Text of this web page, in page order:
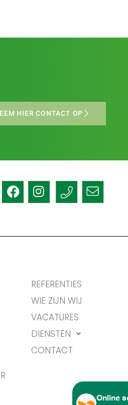
HIER CONTACT OP
REFERENTIES
WIE ZIJN WIJ
VACATURES
DIENSTEN
CONTACT